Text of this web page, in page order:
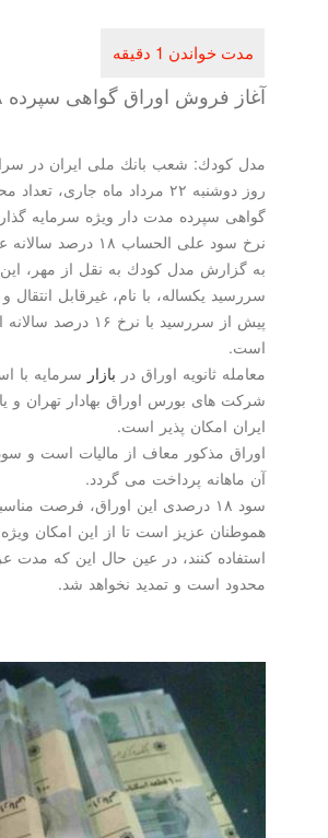
اوراق گواهی سپرده ۱۸ درصدی
شعب بانك ملی ایران در سراسر كشور تا
روز دوشنبه ۲۲ مرداد ماه جاری، تعداد محدودی اوراق
سپرده مدت دار ویژه سرمایه گذاری (عام ) را با
۱۸ درصد سالانه عرضه می كنند.
مدل كودك به نقل از مهر، این اوراق با
یكساله، با نام، غیرقابل انتقال و قابل باز خرید
پیش از سررسید با نرخ ۱۶ درصد سالانه از تاریخ انتشار
ثانویه اوراق دربازارسرمایه با استفاده از
بورس اوراق بهادار تهران و یا فرابورس
امكان پذیر است.
مذكور معاف از مالیات است و سود علی الحساب
پرداخت می گردد.
سود ۱۸ درصدی این اوراق، فرصت مناسبی برای
عزیز است تا از این امكان ویژه سرمایه گذاری
كنند، در عین حال این كه مدت عرضه اوراق
است و تمدید نخواهد شد.